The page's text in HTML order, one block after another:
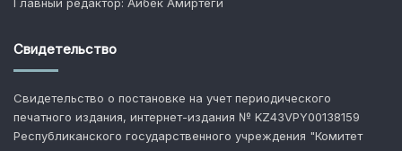
Свидетельство
Свидетельство о постановке на учет периодического
печатного издания, интернет-издания № KZ43VPY00138159
Республиканского государственного учреждения "Комитет